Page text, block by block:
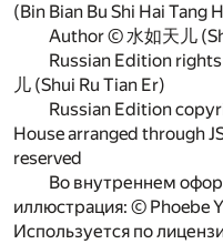
(Bin Bian Bu Shi Hai Tang
Author © 水如天儿
Russian Edition
儿 (Shui Ru Tian Er)
Russian Edition
House arranged through
reserved
Во внутреннем
иллюстрация: © Phoebe
Используется по